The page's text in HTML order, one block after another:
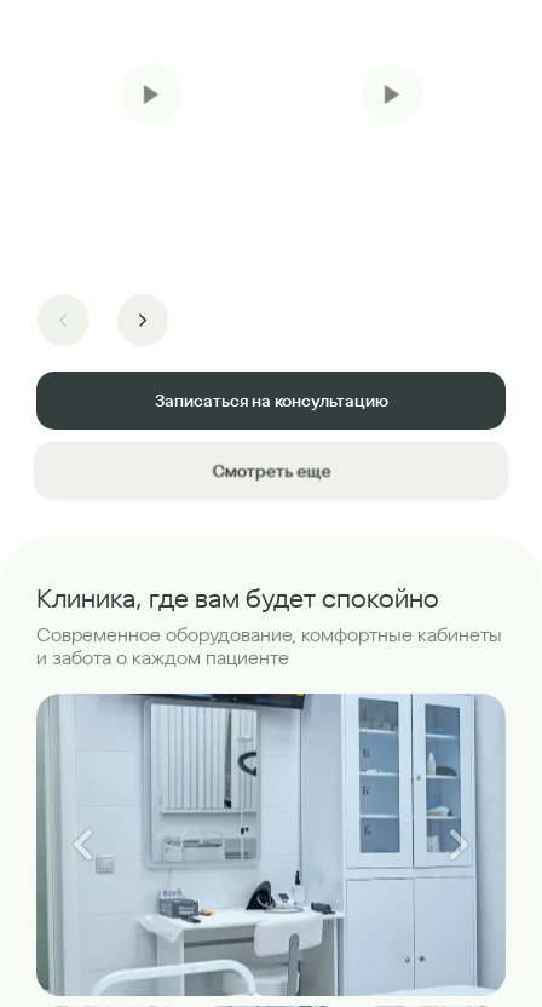
Записаться на консультацию
Смотреть еще
Клиника, где вам будет спокойно
Современное оборудование, комфортные кабинеты
и забота о каждом пациенте